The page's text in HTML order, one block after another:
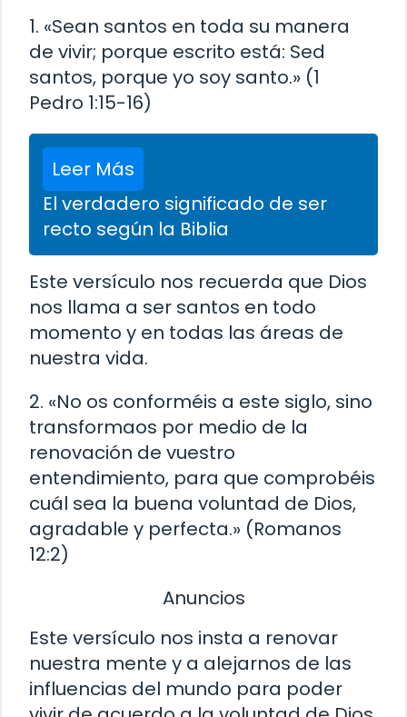
1. «Sean santos en toda su manera
de vivir; porque escrito está: Sed
santos, porque yo soy santo.» (1
Pedro 1:15-16)
Leer Más
El verdadero significado de ser
recto según la Biblia
Este versículo nos recuerda que Dios
nos llama a ser santos en todo
momento y en todas las áreas de
nuestra vida.
2. «No os conforméis a este siglo, sino
transformaos por medio de la
renovación de vuestro
entendimiento, para que comprobéis
cuál sea la buena voluntad de Dios,
agradable y perfecta.» (Romanos
12:2)
Anuncios
Este versículo nos insta a renovar
nuestra mente y a alejarnos de las
influencias del mundo para poder